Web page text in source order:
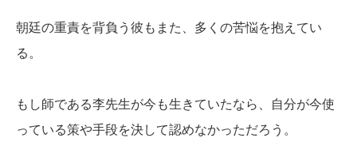
朝廷の重責を背負う彼もまた、多くの苦悩を抱えてい
る。
もし師である李先生が今も生きていたなら、自分が今使
っている策や手段を決して認めなかっただろう。